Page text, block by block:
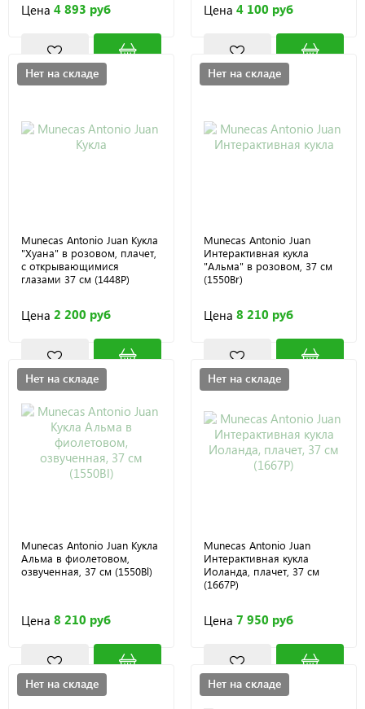
Цена 4 893 руб Цена 4 100 руб
Нет на складе
Munecas Antonio Juan Кукла
"Хуана" в розовом, плачет,
с открывающимися
глазами 37 см (1448P)
Цена 2 200 руб
Нет на складе
Munecas Antonio Juan
Интерактивная кукла
"Альма" в розовом, 37 см
(1550Br)
Цена 8 210 руб
Нет на складе
Munecas Antonio Juan Кукла
Альма в фиолетовом,
озвученная, 37 см (1550Bl)
Цена 8 210 руб
Нет на складе
Munecas Antonio Juan
Интерактивная кукла
Иоланда, плачет, 37 см
(1667P)
Цена 7 950 руб
Нет на складе Нет на складе